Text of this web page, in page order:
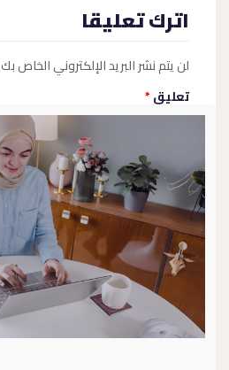
اترك تعليقا
لن يتم نشر البريد الإلكتروني الخاص بك
تعليق*